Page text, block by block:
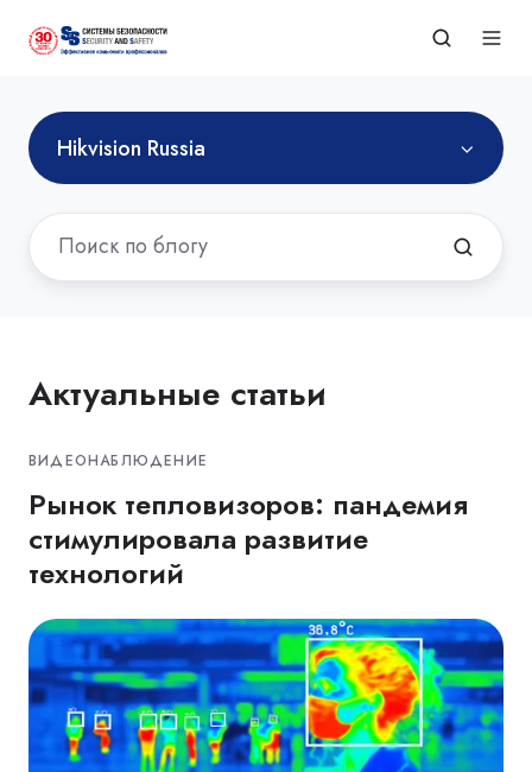
Hikvision Russia
Актуальные статьи
ВИДЕОНАБЛЮДЕНИЕ
Рынок тепловизоров: пандемия
стимулировала развитие
технологий